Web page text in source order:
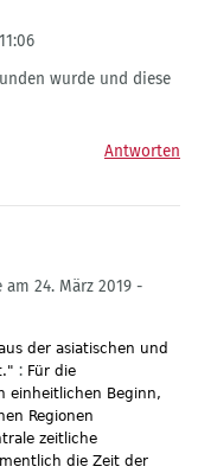
wurde und diese
Antworten
24. März 2019 -
der asiatischen und
: Für die
einheitlichen Beginn,
Regionen
zeitliche
die Zeit der